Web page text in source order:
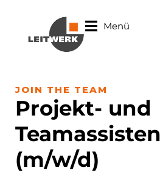
Menü
JOIN THE TEAM
Projekt- und
(m/w/d)